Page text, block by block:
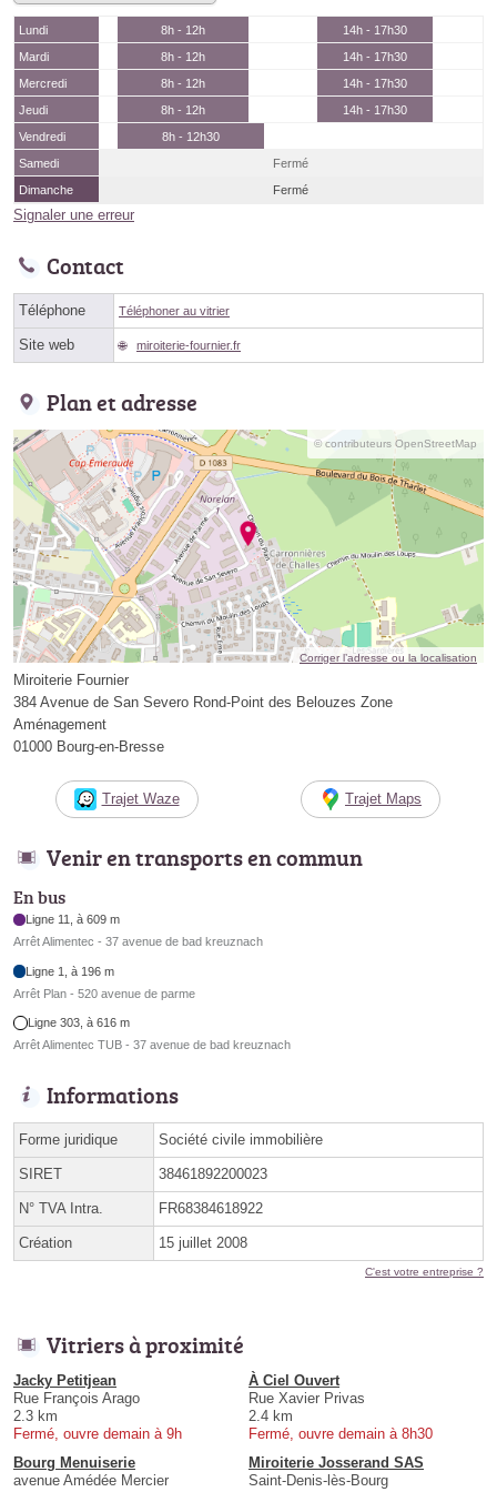
Lundi 8h - 12h
14h - 17h30
Mardi
8h - 12h
14h - 17h30
Mercredi
8h - 12h
14h - 17h30
Jeudi
8h - 12h
14h - 17h30
Vendredi
8h - 12h30
Samedi
Fermé
Dimanche
Fermé
Signaler une erreur
Contact
Téléphone Téléphoner au vitrier
Site web miroiterie-fournier.fr
Plan et adresse
© contributeurs OpenStreetMap
Corriger l’adresse ou la localisation
Miroiterie Fournier
384 Avenue de San Severo Rond-Point des Belouzes Zone
Aménagement
01000 Bourg-en-Bresse
Trajet Waze Trajet Maps
Venir en transports en commun
En bus
Ligne 11, à 609 m
Arrêt Alimentec - 37 avenue de bad kreuznach
Ligne 1, à 196 m
Arrêt Plan - 520 avenue de parme
Ligne 303, à 616 m
Arrêt Alimentec TUB - 37 avenue de bad kreuznach
Informations
Forme juridique Société civile immobilière
SIRET 38461892200023
N° TVA Intra. FR68384618922
Création 15 juillet 2008
C'est votre entreprise ?
Vitriers à proximité
Jacky Petitjean
Rue François Arago
2.3 km
Fermé, ouvre demain à 9h
À Ciel Ouvert
Rue Xavier Privas
2.4 km
Fermé, ouvre demain à 8h30
Bourg Menuiserie
avenue Amédée Mercier
Miroiterie Josserand SAS
Saint-Denis-lès-Bourg